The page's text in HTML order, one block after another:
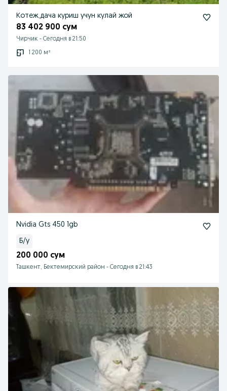
Котеж,дача куриш учун кулай жой
83 402 900 сум
Чирчик - Сегодня в 21:50
1 200 м²
Nvidia Gts 450 1gb
Б/у
200 000 сум
Ташкент, Бектемирский район - Сегодня в 21:43